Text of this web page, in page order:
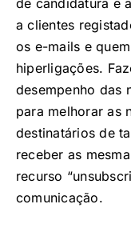
a clientes
os e-mails e
hiperligações.
desempenho das
para melhorar as
destinatários de
receber as
recurso
comunicação.